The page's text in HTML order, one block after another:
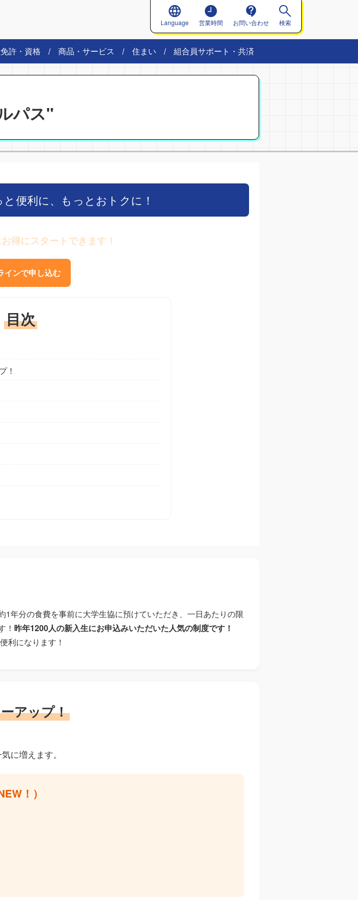
Language 営業時間 お問い合わせ 検索
許・資格 商品・サービス 住まい 組合員サポート・共済
パス"
便利に、もっとおトクに！
得にスタートできます！
インで申し込む
目次
！
年分の食費を事前に大学生協に預けていただき、一日あたりの限
！ 昨年1200人の新入生にお申込みいただいた人気の制度です！
利になります！
アップ！
に増えます。
！）